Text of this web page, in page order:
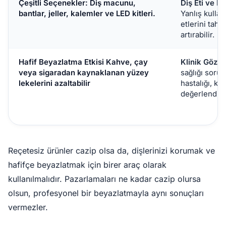
Çeşitli Seçenekler: Diş macunu,
bantlar, jeller, kalemler ve LED kitleri.
Diş Eti ve
Yanlış
etlerini
artırabilir.
Hafif Beyazlatma Etkisi Kahve, çay
veya sigaradan kaynaklanan yüzey
lekelerini azaltabilir
Klinik
sağlığı
hastalığı,
Reçetesiz ürünler cazip olsa da, dişlerinizi korumak ve
hafifçe beyazlatmak için birer araç olarak
kullanılmalıdır. Pazarlamaları ne kadar cazip olursa
olsun, profesyonel bir beyazlatmayla aynı sonuçları
vermezler.